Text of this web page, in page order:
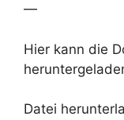
—
Hier kann die
Datei